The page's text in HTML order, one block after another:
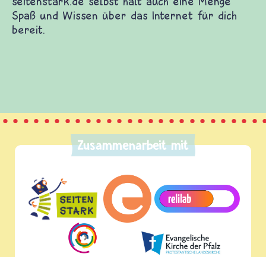
Dort warten Spiele und Filme auf dich
Du kannst dich mit anderen Kindern
und etliches mehr. seitenstark.de selbst
Zusammenarbeit mit